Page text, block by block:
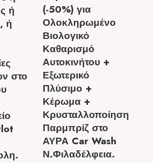
ή
ή
στο
(-50%) για
Ολοκληρωμένο
Βιολογικό
Καθαρισμό
Αυτοκινήτου +
Εξωτερικό
Πλύσιμο +
Κέρωμα +
Κρυσταλλοποίηση
Παρμπρίζ στο
ΑΥΡΑ Car Wash
Ν.Φιλαδέλφεια.